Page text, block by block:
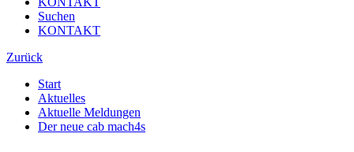
Suchen
KONTAKT
Zurück
Start
Aktuelles
Aktuelle Meldungen
Der neue cab mach4s